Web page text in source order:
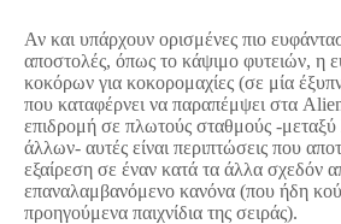
Αν και υπάρχουν ορισμένες πιο
αποστολές, όπως το κάψιμο φυτειών, η
κοκόρων για κοκορομαχίες (σε μία
που καταφέρνει να παραπέμψει στα
επιδρομή σε πλωτούς σταθμούς -μεταξύ
άλλων- αυτές είναι περιπτώσεις που
εξαίρεση σε έναν κατά τα άλλα σχεδόν
επαναλαμβανόμενο κανόνα (που ήδη
προηγούμενα παιχνίδια της σειράς).